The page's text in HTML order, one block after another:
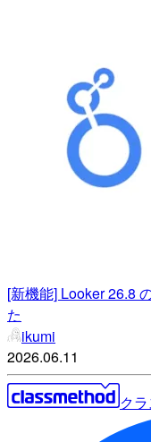
[新機能] Looker 26.8
た
ikumi
2026.06.11
ク